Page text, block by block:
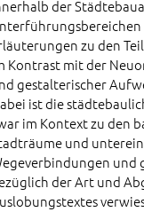
der
zu den
Kontrast mit der
gestalterischer
ist die
im Kontext zu den
und
und
der Art und